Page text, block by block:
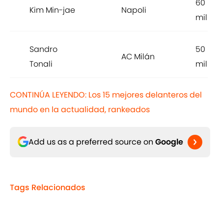
Kim Min-jae Napoli
60
Sandro
Tonali
AC Milán
50
CONTINÚA LEYENDO: Los 15 mejores delanteros del
mundo en la actualidad, rankeados
Add us as a preferred source on Google
Tags Relacionados